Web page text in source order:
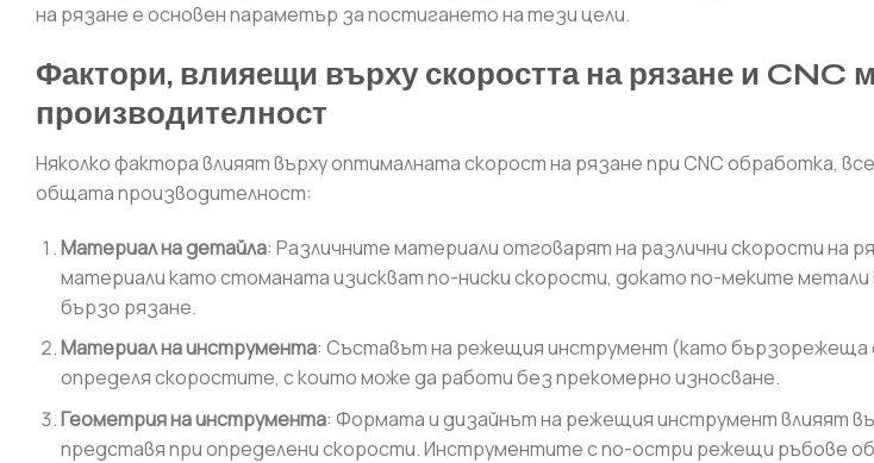
на рязане е основен параметър за постигането на тези цели.
Фактори, влияещи върху скоростта на рязане и CNC
производителност
Няколко фактора влияят върху оптималната скорост на рязане при CNC обработка,
общата производителност:
Материал на детайла: Различните материали отговарят на различни скорости на
материали като стоманата изискват по-ниски скорости, докато по-меките метали
бързо рязане.
Материал на инструмента: Съставът на режещия инструмент (като бързорежеща
определя скоростите, с които може да работи без прекомерно износване.
Геометрия на инструмента: Формата и дизайнът на режещия инструмент влияят
представя при определени скорости. Инструментите с по-остри режещи ръбове